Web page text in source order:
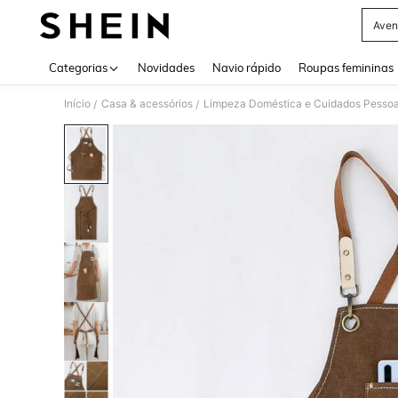
Categorias Novidades Navio rápido Roupas femininas
Início / Casa & acessórios / Limpeza Doméstica e Cuidados